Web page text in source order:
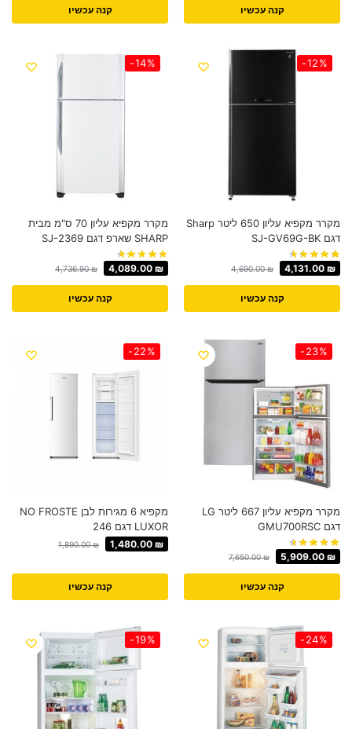
קנה עכשיו קנה עכשיו
-12%
מקרר ‏מקפיא עליון 650 ליטר Sharp
דגם SJ-GV69G-BK
4,690.00₪ 4,131.00 ₪
קנה עכשיו
-14%
מקרר מקפיא עליון 70 ס"מ מבית
SHARP שארפ דגם SJ-2369
4,736.90₪ 4,089.00 ₪
קנה עכשיו
-23%
מקרר מקפיא עליון 667 ליטר LG
דגם GMU700RSC
7,650.00₪ 5,909.00 ₪
קנה עכשיו
-22%
מקפיא 6 מגירות לבן NO FROSTE
LUXOR דגם 246
1,890.00₪ 1,480.00 ₪
קנה עכשיו
-24%
-19%